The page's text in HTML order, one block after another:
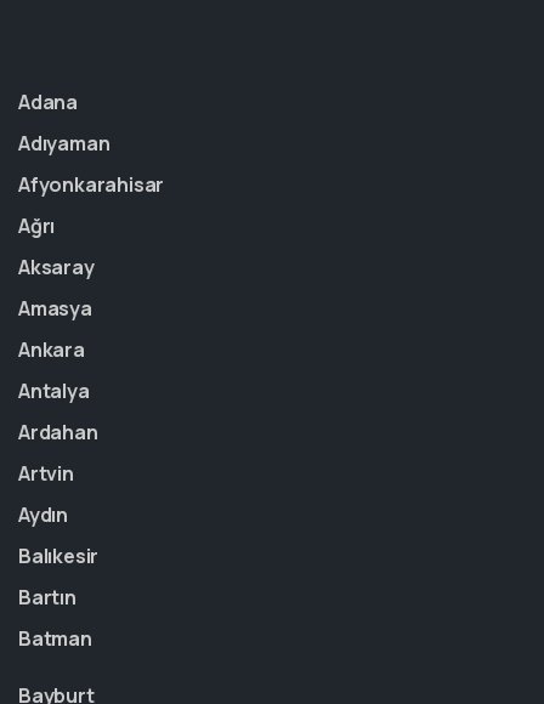
Adana
Adıyaman
Afyonkarahisar
Ağrı
Aksaray
Amasya
Ankara
Antalya
Ardahan
Artvin
Aydın
Balıkesir
Bartın
Batman
Bayburt